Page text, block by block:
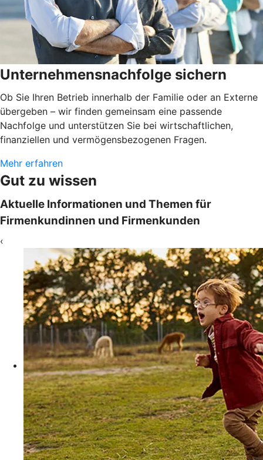
Unternehmensnachfolge sichern
Ob Sie Ihren Betrieb innerhalb der Familie oder an Externe
übergeben – wir finden gemeinsam eine passende
Nachfolge und unterstützen Sie bei wirtschaftlichen,
finanziellen und vermögensbezogenen Fragen.
Mehr erfahren
Gut zu wissen
Aktuelle Informationen und Themen für
Firmenkundinnen und Firmenkunden
‹